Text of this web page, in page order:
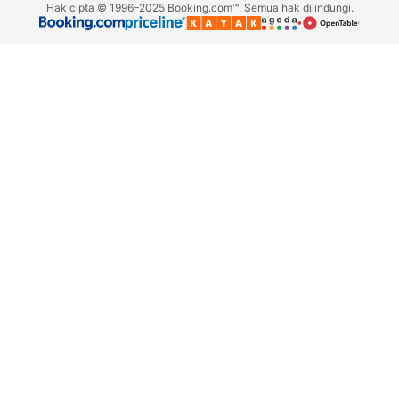
Hak cipta © 1996–2025 Booking.com™. Semua hak dilindungi.